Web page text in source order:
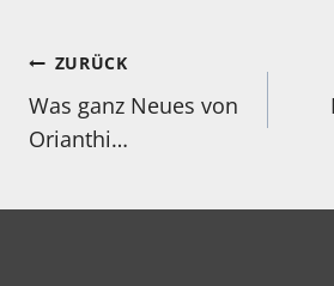
ZURÜCK
Was ganz Neues von
Orianthi…